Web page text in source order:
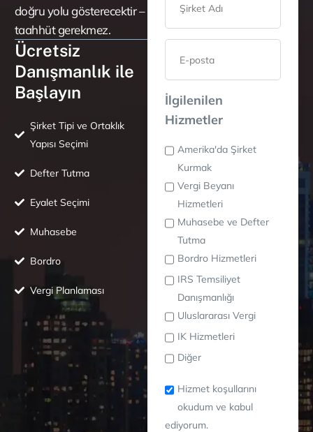
doğru yolu gösterecektir –
taahhüt gerekmez.
Ücretsiz
Danışmanlık ile
Başlayın
Şirket Tipi ve Ortaklık
Yapısı Seçimi
Defter Tutma
Eyalet Seçimi
Muhasebe
Bordro
Vergi Planlaması
İlgilenilen
Hizmetler
Amerika'da Şirket
Kurmak
Vergi Beyanı
Hizmetleri
Muhasebe ve Defter
Tutma
Bordro Hizmetleri
IRS Temsiliyet
Danışmanlığı
Uluslararası Vergi
IK Hizmetleri
Diğer
Hizmet koşullarını
okudum ve kabul
ediyorum.